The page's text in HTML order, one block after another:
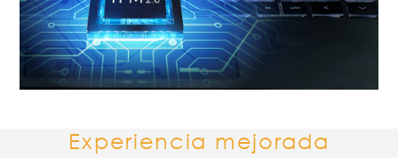
Experiencia mejorada
Experiencia mejorada
Experiencia mejorada